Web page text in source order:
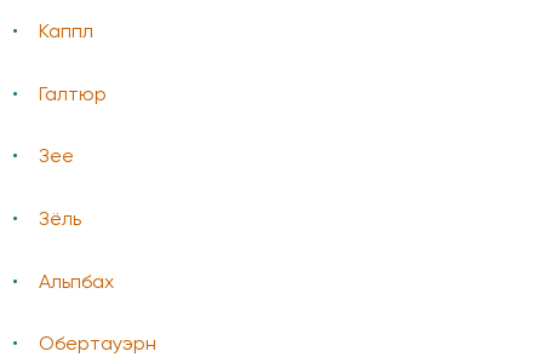
Каппл
Галтюр
Зее
Зёль
Альпбах
Обертауэрн